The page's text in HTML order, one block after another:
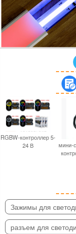
RGBW-контроллер 5-
24 В
мини-
Зажимы для
разъем для